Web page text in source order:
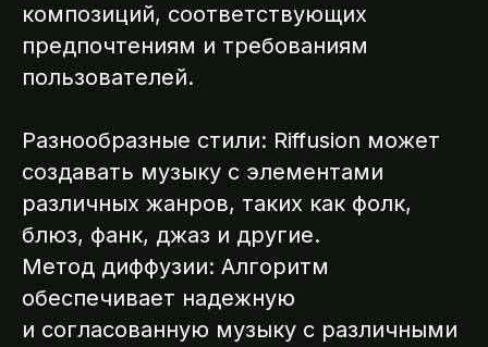
композиций, соответствующих
предпочтениям и требованиям
пользователей.
Разнообразные стили: Riffusion может
создавать музыку с элементами
различных жанров, таких как фолк,
блюз, фанк, джаз и другие.
Метод диффузии: Алгоритм
обеспечивает надежную
и согласованную музыку с различными